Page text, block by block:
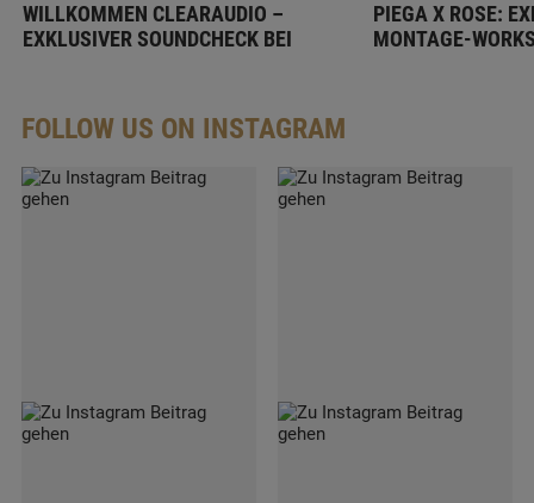
WILLKOMMEN CLEARAUDIO –
EXKLUSIVER SOUNDCHECK BEI
PIEGA X ROSE:
MONTAGE-
FOLLOW US ON INSTAGRAM